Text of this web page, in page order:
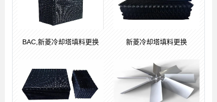
BAC,新菱冷却塔填料更换 新菱冷却塔填料更换